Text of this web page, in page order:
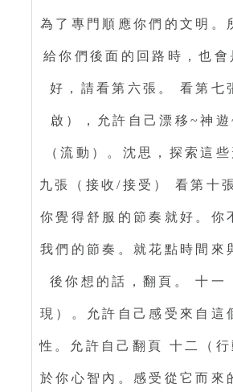
為了專門順應你們的文明。
給你們後面的回路時，也會
好，請看第六張。 看第七
啟），允許自己漂移~神
（流動）。沈思，探索這
九張（接收/接受） 看第十
你覺得舒服的節奏就好。你
我們的節奏。就花點時間來
後你想的話，翻頁。 十一
現）。允許自己感受來自這
性。允許自己翻頁 十二（行
於你心智內。感受從它而來